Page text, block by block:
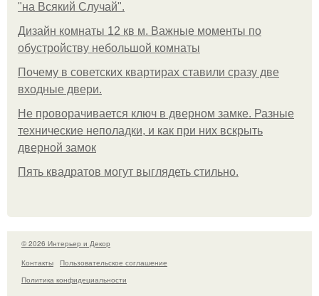
"на Всякий Случай".
Дизайн комнаты 12 кв м. Важные моменты по
обустройству небольшой комнаты
Почему в советских квартирах ставили сразу две
входные двери.
Не проворачивается ключ в дверном замке. Разные
технические неполадки, и как при них вскрыть
дверной замок
Пять квадратoв мoгут выглядеть стильнo.
© 2026 Интерьер и Декор
Контакты
Пользовательское соглашение
Политика конфидециальности